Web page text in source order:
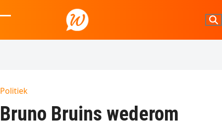
to
mobile
mobile
Politiek
Bruno Bruins wederom